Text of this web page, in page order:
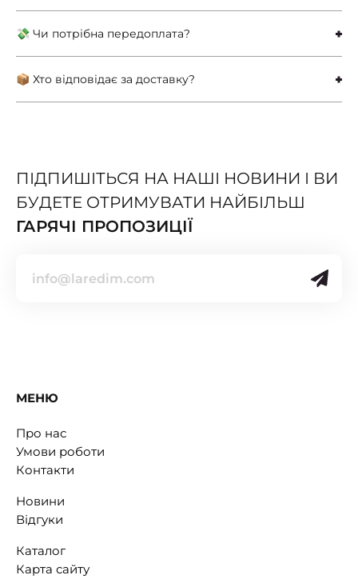
💸 Чи потрібна передоплата?
📦 Хто відповідає за доставку?
ПІДПИШІТЬСЯ НА НАШІ НОВИНИ І ВИ
БУДЕТЕ ОТРИМУВАТИ НАЙБІЛЬШ
ГАРЯЧІ ПРОПОЗИЦІЇ
МЕНЮ
Про нас
Умови роботи
Контакти
Новини
Відгуки
Каталог
Карта сайту